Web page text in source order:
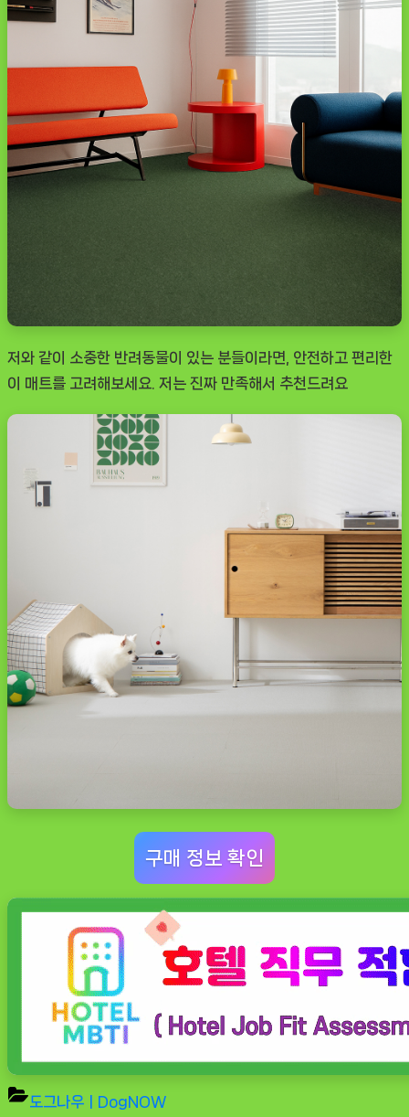
저와 같이 소중한 반려동물이 있는 분들이라면, 안전하고 편리한
이 매트를 고려해보세요. 저는 진짜 만족해서 추천드려요
구매 정보 확인
도그나우ㅣDogNOW